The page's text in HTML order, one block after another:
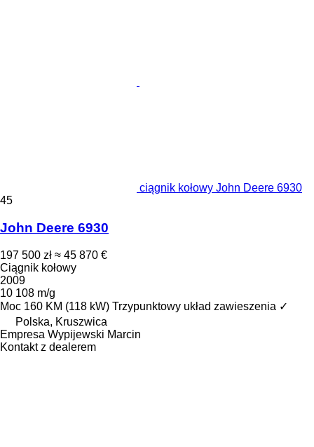
ciągnik kołowy John Deere 6930
45
John Deere 6930
197 500 zł ≈ 45 870 €
Ciągnik kołowy
2009
10 108 m/g
Moc 160 KM (118 kW) Trzypunktowy układ zawieszenia ✓
Polska, Kruszwica
Empresa Wypijewski Marcin
Kontakt z dealerem